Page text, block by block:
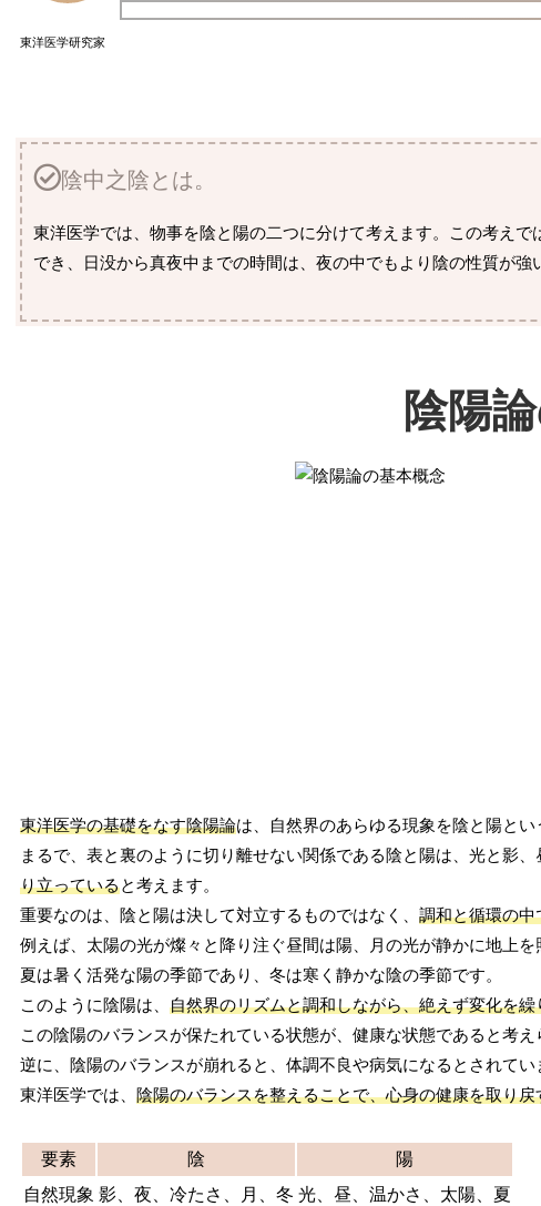
東洋医学研究家
陰中之陰とは。
東洋医学では、物事を陰と陽の二つに分けて考えます。この考え
でき、日没から真夜中までの時間は、夜の中でもより陰の性質が
陰陽
東洋医学の基礎をなす陰陽論は、自然界のあらゆる現象を陰と陽と
まるで、表と裏のように切り離せない関係である陰と陽は、光と影、
り立っていると考えます。
重要なのは、陰と陽は決して対立するものではなく、 調和と循環の中
例えば、太陽の光が燦々と降り注ぐ昼間は陽、月の光が静かに地上を
夏は暑く活発な陽の季節であり、冬は寒く静かな陰の季節です。
このように陰陽は、 自然界のリズムと調和しながら、絶えず変化を繰
この陰陽のバランスが保たれている状態が、健康な状態であると考え
逆に、陰陽のバランスが崩れると、体調不良や病気になるとされてい
東洋医学では、 陰陽のバランスを整えることで、心身の健康を取り
要素 陰
陽
自然現象 影、夜、冷たさ、月、冬 光、昼、温かさ、太陽、夏